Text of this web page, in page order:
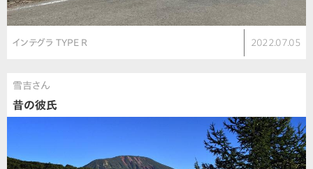
インテグラ TYPE R 2022.07.05
雪吉さん
昔の彼氏